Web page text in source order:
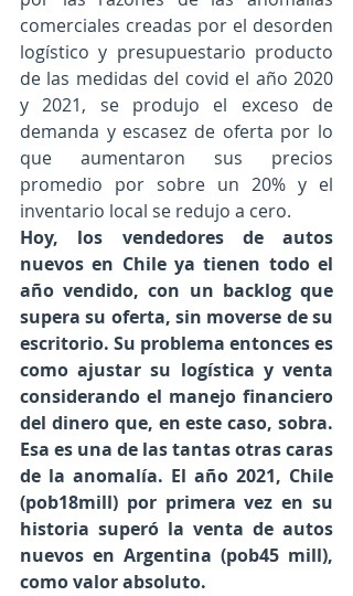
comerciales creadas por el desorden
logístico y presupuestario producto
de las medidas del covid el año 2020
y 2021, se produjo el exceso de
demanda y escasez de oferta por lo
que aumentaron sus precios
promedio por sobre un 20% y el
inventario local se redujo a cero.
Hoy, los vendedores de autos
nuevos en Chile ya tienen todo el
año vendido, con un backlog que
supera su oferta, sin moverse de su
escritorio. Su problema entonces es
como ajustar su logística y venta
considerando el manejo financiero
del dinero que, en este caso, sobra.
Esa es una de las tantas otras caras
de la anomalía. El año 2021, Chile
(pob18mill) por primera vez en su
historia superó la venta de autos
nuevos en Argentina (pob45 mill),
como valor absoluto.